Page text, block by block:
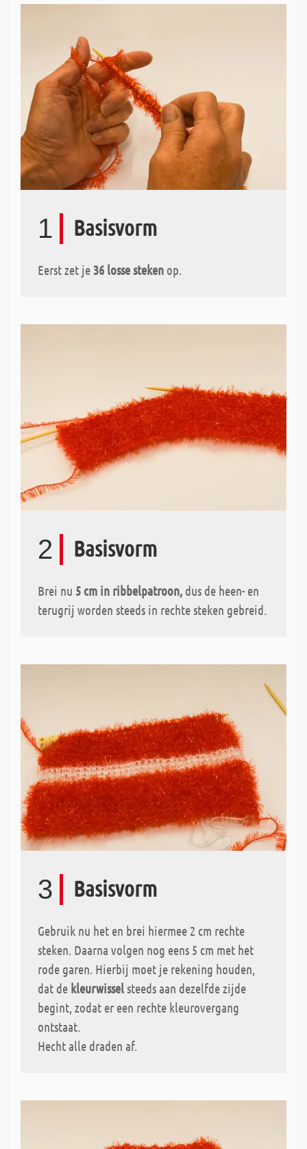
1 Basisvorm
Eerst zet je 36 losse steken op.
2 Basisvorm
Brei nu 5 cm in ribbelpatroon, dus de heen- en
terugrij worden steeds in rechte steken gebreid.
3 Basisvorm
Gebruik nu het en brei hiermee 2 cm rechte
steken. Daarna volgen nog eens 5 cm met het
rode garen. Hierbij moet je rekening houden,
dat de kleurwissel steeds aan dezelfde zijde
begint, zodat er een rechte kleurovergang
ontstaat.
Hecht alle draden af.